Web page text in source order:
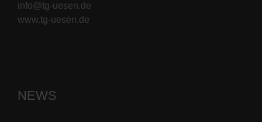
info@tg-uesen.de
www.tg-uesen.de
NEWS